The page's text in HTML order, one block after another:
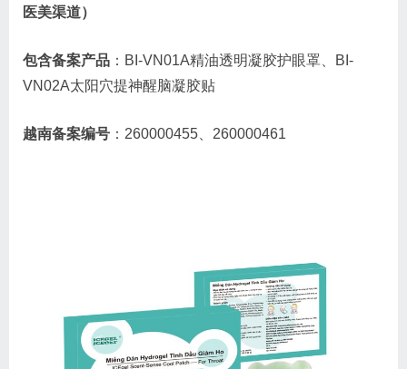
医美渠道）
包含备案产品 ：BI-VN01A精油透明凝胶护眼罩、BI-
VN02A太阳穴提神醒脑凝胶贴
越南备案编号 ：260000455、260000461